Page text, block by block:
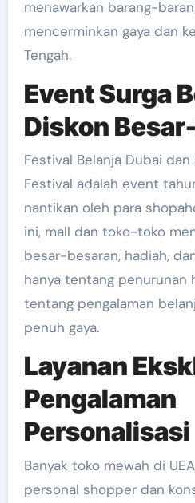
menawarkan barang-
mencerminkan gaya dan
Tengah.
Event Surga
Diskon
Festival Belanja Dubai
Festival adalah event
nantikan oleh para
ini, mall dan toko-toko
besar-besaran, hadiah,
hanya tentang penurunan
tentang pengalaman
penuh gaya.
Layanan
Pengalaman
Personalisasi
Banyak toko mewah di
personal shopper dan